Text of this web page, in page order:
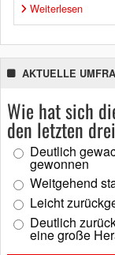
Weiterlesen
AKTUELLE
Wie hat sich
den letzten
Deutlich
gewonnen
Weitgehend
Leicht
Deutlich
eine große